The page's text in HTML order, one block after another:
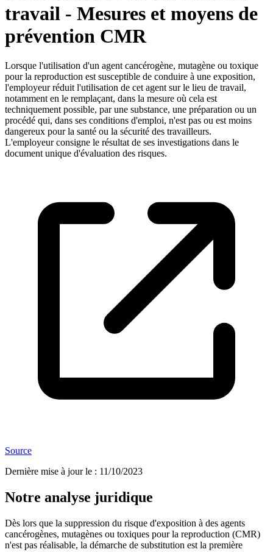
travail - Mesures et moyens de
prévention CMR
Lorsque l'utilisation d'un agent cancérogène, mutagène ou toxique
pour la reproduction est susceptible de conduire à une exposition,
l'employeur réduit l'utilisation de cet agent sur le lieu de travail,
notamment en le remplaçant, dans la mesure où cela est
techniquement possible, par une substance, une préparation ou un
procédé qui, dans ses conditions d'emploi, n'est pas ou est moins
dangereux pour la santé ou la sécurité des travailleurs.
L'employeur consigne le résultat de ses investigations dans le
document unique d'évaluation des risques.
Source
Dernière mise à jour le : 11/10/2023
Notre analyse juridique
Dès lors que la suppression du risque d'exposition à des agents
cancérogènes, mutagènes ou toxiques pour la reproduction (CMR)
n'est pas réalisable, la démarche de substitution est la première